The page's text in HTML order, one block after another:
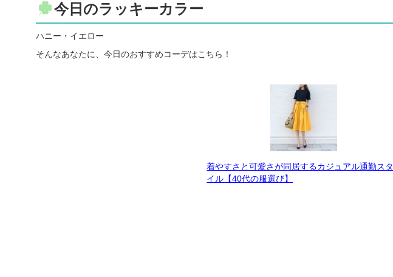
今日のラッキーカラー
ハニー・イエロー
そんなあなたに、今日のおすすめコーデはこちら！
着やすさと可愛さが同居するカジュアル通勤スタ
イル【40代の服選び】